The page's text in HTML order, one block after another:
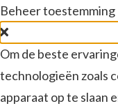
Beheer toestemming
Om de beste
technologieën zoals
apparaat op te slaan